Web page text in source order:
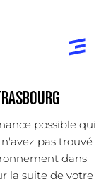
possible qui
pas trouvé
dans
la suite de votre